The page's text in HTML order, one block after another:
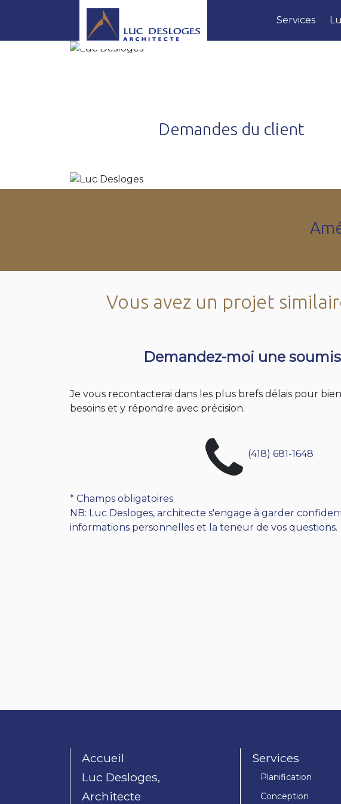
Services
Demandes du client
Vous avez un projet
Demandez-moi une
Je vous recontacterai dans les plus brefs délais pour
besoins et y répondre avec précision.
(418) 681-1648
* Champs obligatoires
NB: Luc Desloges, architecte s'engage à garder
informations personnelles et la teneur de vos questions.
Accueil
Luc Desloges,
Architecte
Services
Planification
Conception